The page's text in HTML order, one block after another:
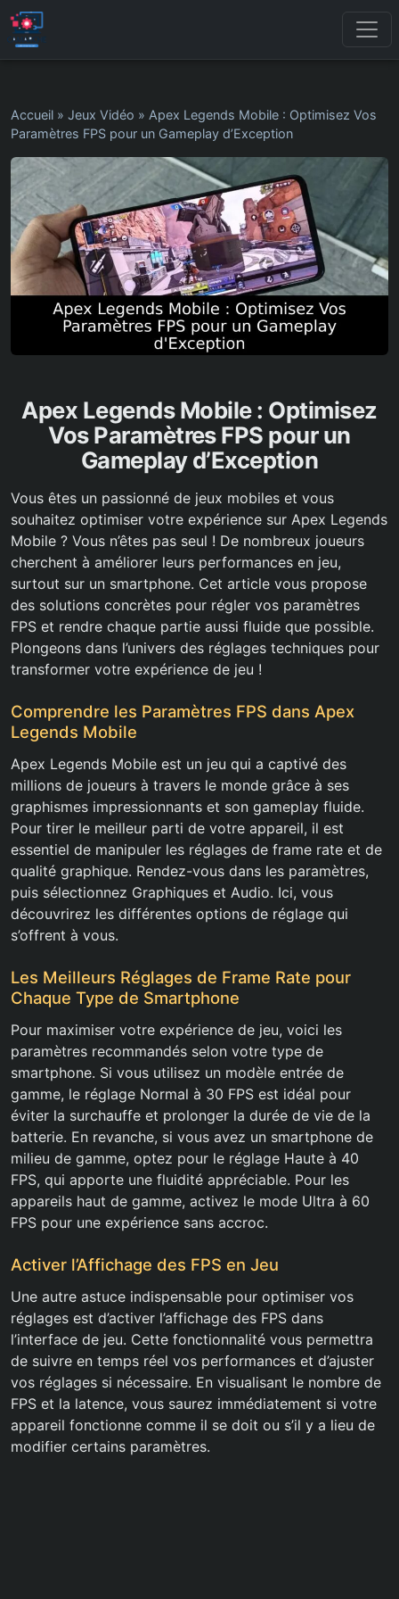
Accueil » Jeux Vidéo » Apex Legends Mobile : Optimisez Vos
Paramètres FPS pour un Gameplay d’Exception
Apex Legends Mobile : Optimisez
Vos Paramètres FPS pour un
Gameplay d’Exception
Vous êtes un passionné de jeux mobiles et vous
souhaitez optimiser votre expérience sur Apex Legends
Mobile ? Vous n’êtes pas seul ! De nombreux joueurs
cherchent à améliorer leurs performances en jeu,
surtout sur un smartphone. Cet article vous propose
des solutions concrètes pour régler vos paramètres
FPS et rendre chaque partie aussi fluide que possible.
Plongeons dans l’univers des réglages techniques pour
transformer votre expérience de jeu !
Comprendre les Paramètres FPS dans Apex
Legends Mobile
Apex Legends Mobile est un jeu qui a captivé des
millions de joueurs à travers le monde grâce à ses
graphismes impressionnants et son gameplay fluide.
Pour tirer le meilleur parti de votre appareil, il est
essentiel de manipuler les réglages de frame rate et de
qualité graphique. Rendez-vous dans les paramètres,
puis sélectionnez Graphiques et Audio. Ici, vous
découvrirez les différentes options de réglage qui
s’offrent à vous.
Les Meilleurs Réglages de Frame Rate pour
Chaque Type de Smartphone
Pour maximiser votre expérience de jeu, voici les
paramètres recommandés selon votre type de
smartphone. Si vous utilisez un modèle entrée de
gamme, le réglage Normal à 30 FPS est idéal pour
éviter la surchauffe et prolonger la durée de vie de la
batterie. En revanche, si vous avez un smartphone de
milieu de gamme, optez pour le réglage Haute à 40
FPS, qui apporte une fluidité appréciable. Pour les
appareils haut de gamme, activez le mode Ultra à 60
FPS pour une expérience sans accroc.
Activer l’Affichage des FPS en Jeu
Une autre astuce indispensable pour optimiser vos
réglages est d’activer l’affichage des FPS dans
l’interface de jeu. Cette fonctionnalité vous permettra
de suivre en temps réel vos performances et d’ajuster
vos réglages si nécessaire. En visualisant le nombre de
FPS et la latence, vous saurez immédiatement si votre
appareil fonctionne comme il se doit ou s’il y a lieu de
modifier certains paramètres.